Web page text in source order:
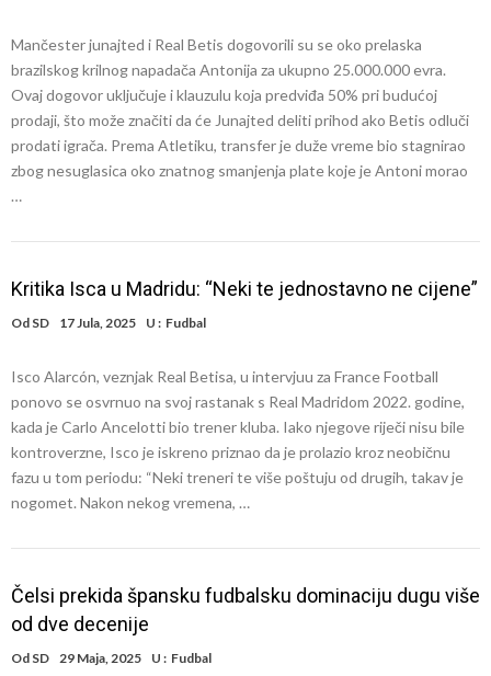
Mančester junajted i Real Betis dogovorili su se oko prelaska
brazilskog krilnog napadača Antonija za ukupno 25.000.000 evra.
Ovaj dogovor uključuje i klauzulu koja predviđa 50% pri budućoj
prodaji, što može značiti da će Junajted deliti prihod ako Betis odluči
prodati igrača. Prema Atletiku, transfer je duže vreme bio stagnirao
zbog nesuglasica oko znatnog smanjenja plate koje je Antoni morao
…
Kritika Isca u Madridu: “Neki te jednostavno ne cijene”
Od SD 17 Jula, 2025 U : Fudbal
Isco Alarcón, veznjak Real Betisa, u intervjuu za France Football
ponovo se osvrnuo na svoj rastanak s Real Madridom 2022. godine,
kada je Carlo Ancelotti bio trener kluba. Iako njegove riječi nisu bile
kontroverzne, Isco je iskreno priznao da je prolazio kroz neobičnu
fazu u tom periodu: “Neki treneri te više poštuju od drugih, takav je
nogomet. Nakon nekog vremena, …
Čelsi prekida špansku fudbalsku dominaciju dugu više
od dve decenije
Od SD 29 Maja, 2025 U : Fudbal